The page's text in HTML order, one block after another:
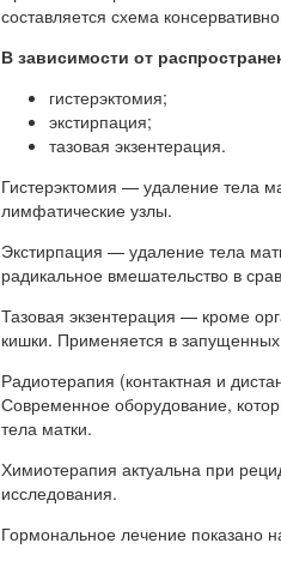
составляется схема
В зависимости от
гистерэктомия;
экстирпация;
тазовая экзентерация.
Гистерэктомия — удаление тела
лимфатические узлы.
Экстирпация — удаление тела
радикальное вмешательство в
Тазовая экзентерация — кроме
кишки. Применяется в запущенных
Радиотерапия (контактная и
Современное оборудование,
тела матки.
Химиотерапия актуальна при
исследования.
Гормональное лечение показано